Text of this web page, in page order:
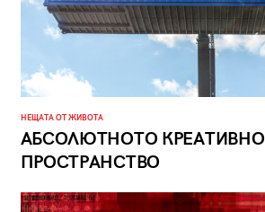
НЕЩАТА ОТ ЖИВОТА
АБСОЛЮТНОТО КРЕАТИВНО
ПРОСТРАНСТВО